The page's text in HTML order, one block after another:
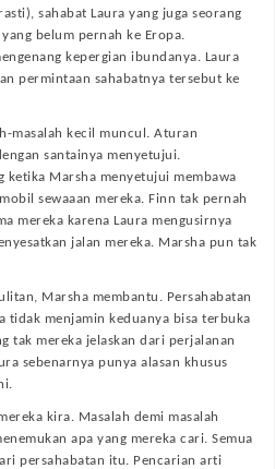
sahabat Laura yang juga seorang
belum pernah ke Eropa.
kepergian ibundanya. Laura
permintaan sahabatnya tersebut ke
masalah kecil muncul. Aturan
santainya menyetujui.
ketika Marsha menyetujui membawa
sewaaan mereka. Finn tak pernah
mereka karena Laura mengusirnya
jalan mereka. Marsha pun tak
Marsha membantu. Persahabatan
tidak menjamin keduanya bisa terbuka
tak mereka jelaskan dari perjalanan
sebenarnya punya alasan khusus
kira. Masalah demi masalah
apa yang mereka cari. Semua
persahabatan itu. Pencarian arti